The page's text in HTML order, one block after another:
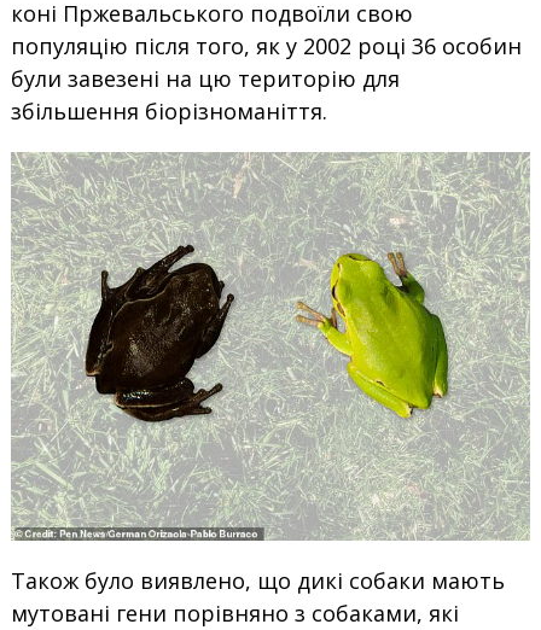
коні Пржевальського подвоїли свою
популяцію після того, як у 2002 році 36 особин
були завезені на цю територію для
збільшення біорізноманіття.
Також було виявлено, що дикі собаки мають
мутовані гени порівняно з собаками, які